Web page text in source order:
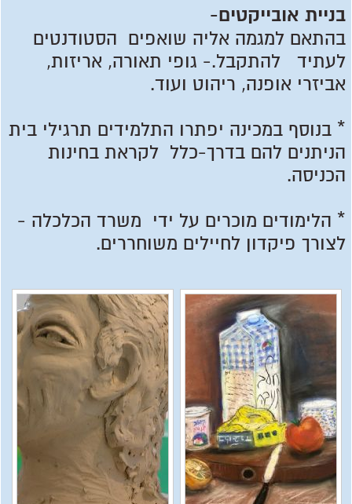
בניית אובייקטים-
בהתאם למגמה אליה שואפים הסטודנטים
לעתיד להתקבל.- גופי תאורה, אריזות,
אביזרי אופנה, ריהוט ועוד.
* בנוסף במכינה יפתרו התלמידים תרגילי בית
הניתנים להם בדרך-כלל לקראת בחינות
הכניסה.
* הלימודים מוכרים על ידי משרד הכלכלה -
לצורך פיקדון לחיילים משוחררים.